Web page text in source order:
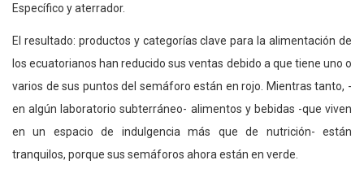
Específico y aterrador.
El resultado: productos y categorías clave para la alimentación de
los ecuatorianos han reducido sus ventas debido a que tiene uno o
varios de sus puntos del semáforo están en rojo. Mientras tanto, -
en algún laboratorio subterráneo- alimentos y bebidas -que viven
en un espacio de indulgencia más que de nutrición- están
tranquilos, porque sus semáforos ahora están en verde.